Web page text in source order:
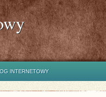
INTERNETOWY